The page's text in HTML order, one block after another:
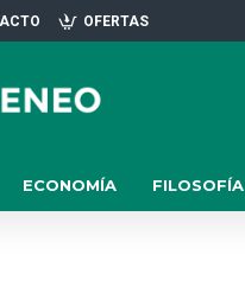
OFERTAS
ECONOMÍA FILOSOFÍA